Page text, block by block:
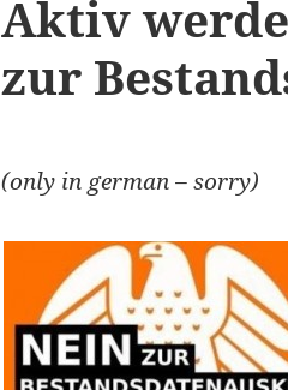
Aktiv
zur
(only in german – sorry)